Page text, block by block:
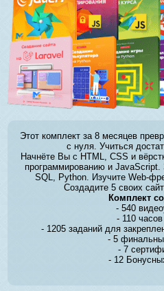
Этот комплект за 8 месяцев
с нуля. Учиться
Начнёте Вы с HTML, CSS и
программированию и JavaScript.
SQL, Python. Изучите Web-
Создадите 5 своих
Комплект
- 540
- 110
- 1205 заданий для
- 5
- 7
- 12